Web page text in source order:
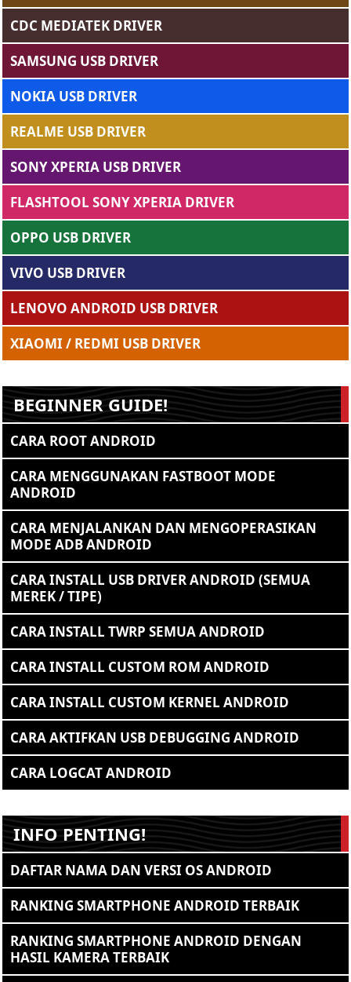
CDC MEDIATEK DRIVER
SAMSUNG USB DRIVER
NOKIA USB DRIVER
REALME USB DRIVER
SONY XPERIA USB DRIVER
FLASHTOOL SONY XPERIA DRIVER
OPPO USB DRIVER
VIVO USB DRIVER
LENOVO ANDROID USB DRIVER
XIAOMI / REDMI USB DRIVER
BEGINNER GUIDE!
CARA ROOT ANDROID
CARA MENGGUNAKAN FASTBOOT MODE
ANDROID
CARA MENJALANKAN DAN MENGOPERASIKAN
MODE ADB ANDROID
CARA INSTALL USB DRIVER ANDROID (SEMUA
MEREK / TIPE)
CARA INSTALL TWRP SEMUA ANDROID
CARA INSTALL CUSTOM ROM ANDROID
CARA INSTALL CUSTOM KERNEL ANDROID
CARA AKTIFKAN USB DEBUGGING ANDROID
CARA LOGCAT ANDROID
INFO PENTING!
DAFTAR NAMA DAN VERSI OS ANDROID
RANKING SMARTPHONE ANDROID TERBAIK
RANKING SMARTPHONE ANDROID DENGAN
HASIL KAMERA TERBAIK